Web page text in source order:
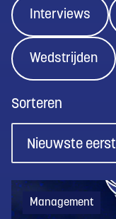
Interviews
Wedstrijden
Sorteren
Management